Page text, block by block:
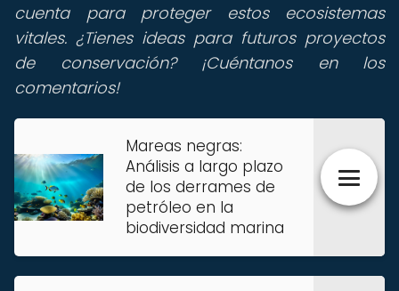
cuenta para proteger estos ecosistemas
vitales. ¿Tienes ideas para futuros proyectos
de conservación? ¡Cuéntanos en los
comentarios!
Mareas negras:
Análisis a largo plazo
de los derrames de
petróleo en la
biodiversidad marina